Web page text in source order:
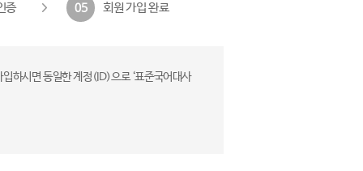
증 05 회원 가입 완료
하시면 동일한 계정(ID)으로 ‘표준국어대사